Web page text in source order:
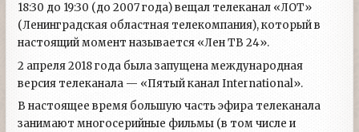
18:30 до 19:30 (до 2007 года) вещал телеканал «ЛОТ»
(Ленинградская областная телекомпания), который в
настоящий момент называется «Лен ТВ 24».
2 апреля 2018 года была запущена международная
версия телеканала — «Пятый канал International».
В настоящее время большую часть эфира телеканала
занимают многосерийные фильмы (в том числе и